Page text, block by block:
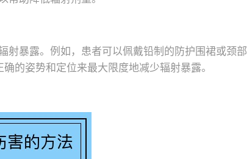
射暴露。例如，患者可以佩戴铅制的防护围裙或颈部
的姿势和定位来最大限度地减少辐射暴露。